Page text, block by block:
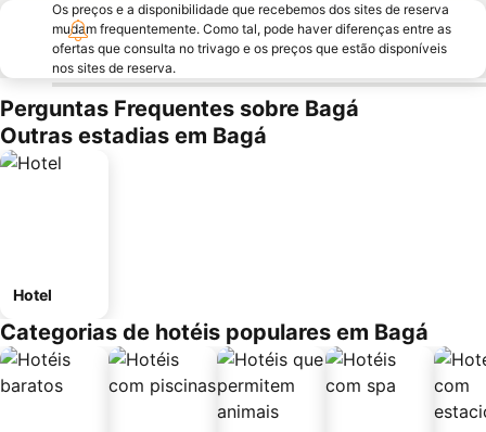
Os preços e a disponibilidade que recebemos dos sites de reserva
mudam frequentemente. Como tal, pode haver diferenças entre as
ofertas que consulta no trivago e os preços que estão disponíveis
nos sites de reserva.
Perguntas Frequentes sobre Bagá
Outras estadias em Bagá
Hotel
Categorias de hotéis populares em Bagá